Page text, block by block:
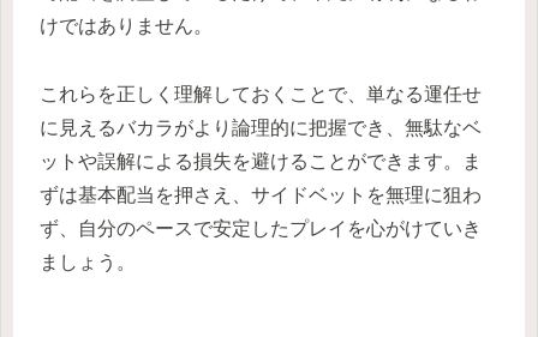
けではありません。
これらを正しく理解しておくことで、単なる運任せ
に見えるバカラがより論理的に把握でき、無駄なベ
ットや誤解による損失を避けることができます。ま
ずは基本配当を押さえ、サイドベットを無理に狙わ
ず、自分のペースで安定したプレイを心がけていき
ましょう。